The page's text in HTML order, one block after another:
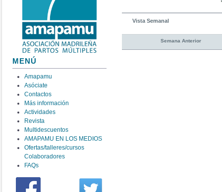
MENÚ
Amapamu
Asóciate
Contactos
Más información
Actividades
Revista
Multidescuentos
AMAPAMU EN LOS MEDIOS
Ofertas/talleres/cursos
Colaboradores
FAQs
Vista Semanal
Semana Anterior